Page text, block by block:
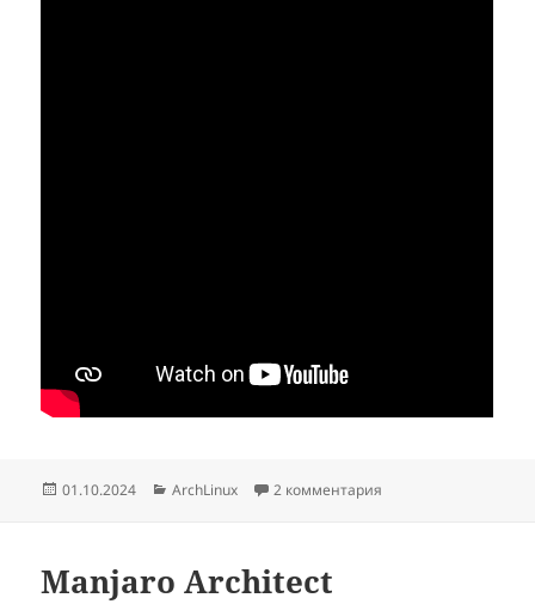
Опубликовано
01.10.2024 Рубрики
ArchLinux 2 комментария
Manjaro Architect